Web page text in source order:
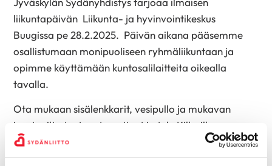
liikuntapäivän Liikunta- ja hyvinvointikeskus
Buugissa pe 28.2.2025. Päivän aikana pääsemme
osallistumaan monipuoliseen ryhmäliikuntaan ja
opimme käyttämään kuntosalilaitteita oikealla
tavalla.
Ota mukaan sisälenkkarit, vesipullo ja mukavan
joustavilta tuntuvat vaatteet ja tule Killerille
osoitteeseen Sykeraitti 7 aamulla klo 8.15 jälkeen.
Ohjaamme sinut pukuhuoneeseen, jonne voit jättää